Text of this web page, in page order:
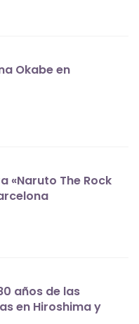
Okabe en
«Naruto The Rock
años de las
en Hiroshima y